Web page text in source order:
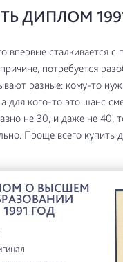
ДИПЛОМ
впервые сталкивается
потребуется
разные: кому-то
для кого-то это шанс
не 30, и даже не 40,
Проще всего купить
О ВЫСШЕМ
1991 ГОД